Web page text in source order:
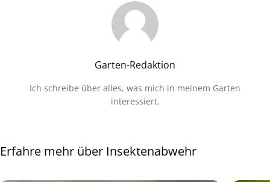
Garten-Redaktion
Ich schreibe über alles, was mich in meinem Garten
interessiert.
Erfahre mehr über Insektenabwehr